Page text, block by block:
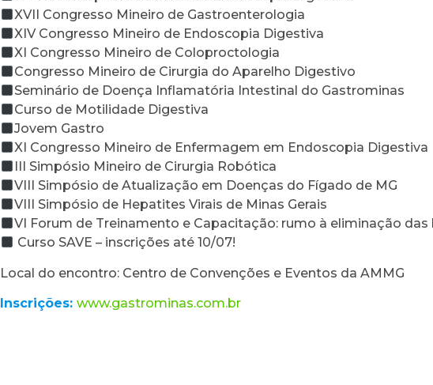
XVII Congresso Mineiro de Gastroenterologia
XIV Congresso Mineiro de Endoscopia Digestiva
XI Congresso Mineiro de Coloproctologia
Congresso Mineiro de Cirurgia do Aparelho Digestivo
Seminário de Doença Inflamatória Intestinal do Gastrominas
Curso de Motilidade Digestiva
Jovem Gastro
XI Congresso Mineiro de Enfermagem em Endoscopia Digestiva
III Simpósio Mineiro de Cirurgia Robótica
VIII Simpósio de Atualização em Doenças do Fígado de MG
VIII Simpósio de Hepatites Virais de Minas Gerais
VI Forum de Treinamento e Capacitação: rumo à eliminação das
Curso SAVE – inscrições até 10/07!
Local do encontro: Centro de Convenções e Eventos da AMMG
Inscrições: www.gastrominas.com.br